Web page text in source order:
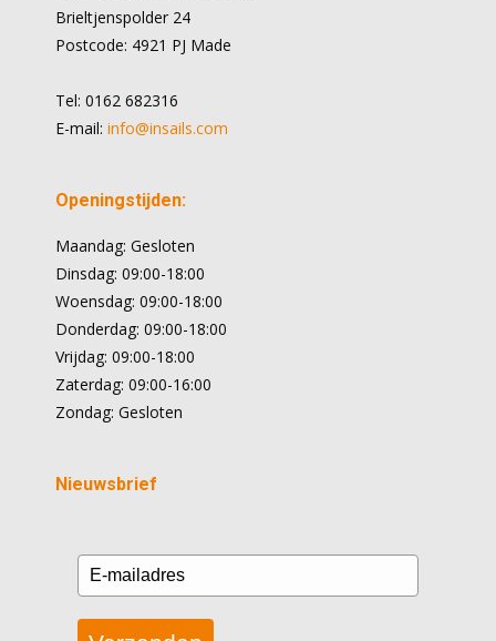
Brieltjenspolder 24
Postcode: 4921 PJ Made
Tel: 0162 682316
E-mail: info@insails.com
Openingstijden:
Maandag: Gesloten
Dinsdag: 09:00-18:00
Woensdag: 09:00-18:00
Donderdag: 09:00-18:00
Vrijdag: 09:00-18:00
Zaterdag: 09:00-16:00
Zondag: Gesloten
Nieuwsbrief